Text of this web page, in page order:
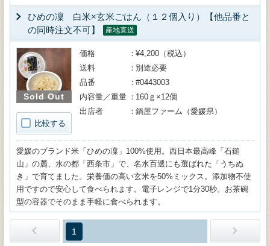
ひめの凜 白米×玄米ごはん（１２個入り）【他品番と
の同時注文不可】
産地直送
Sold Out
比較する
価格
¥4,200（税込）
送料
別途必要
品番
#0443003
内容量／重量
160ｇ×12個
出店者
鍋屋ファーム（愛媛県）
愛媛のブランド米「ひめの凜」100%使用。西日本最高峰「石鎚
山」の麓、水の都「西条市」で、名水百選にも選ばれた「うちぬ
き」で育てました。栄養価の高い玄米を50%ミックス。添加物不使
用ですので安心して食べられます。電子レンジで1分30秒。お茶碗
型の容器でそのまま手軽に食べられます。
1